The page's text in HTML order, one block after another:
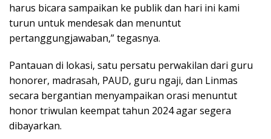
harus bicara sampaikan ke publik dan hari ini kami
turun untuk mendesak dan menuntut
pertanggungjawaban,” tegasnya.
Pantauan di lokasi, satu persatu perwakilan dari guru
honorer, madrasah, PAUD, guru ngaji, dan Linmas
secara bergantian menyampaikan orasi menuntut
honor triwulan keempat tahun 2024 agar segera
dibayarkan.